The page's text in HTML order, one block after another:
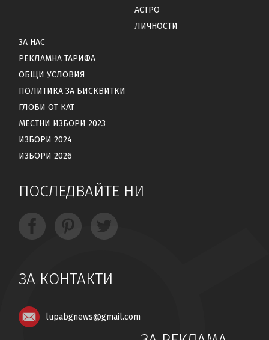
АСТРО
ЛИЧНОСТИ
ЗА НАС
РЕКЛАМНА ТАРИФА
ОБЩИ УСЛОВИЯ
ПОЛИТИКА ЗА БИСКВИТКИ
ГЛОБИ ОТ КАТ
МЕСТНИ ИЗБОРИ 2023
ИЗБОРИ 2024
ИЗБОРИ 2026
ПОСЛЕДВАЙТЕ НИ
ЗА КОНТАКТИ
lupabgnews@gmail.com